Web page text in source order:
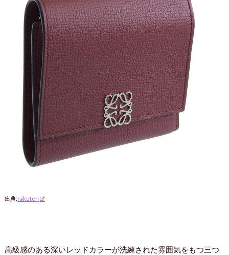
出典:rakuten
高級感のある深いレッドカラーが洗練された雰囲気をもつ三つ